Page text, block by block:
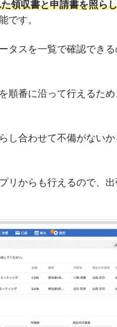
領収書と申請書を照ら
です。
タスを一覧で確認でき
順番に沿って行えるた
し合わせて不備がない
リからも行えるので、